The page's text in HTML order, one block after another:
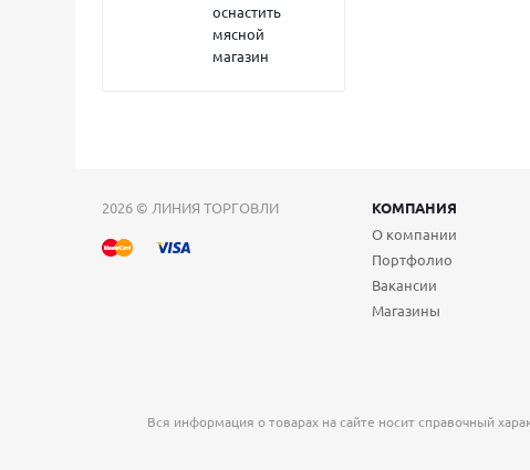
оснастить
мясной
магазин
2026 © ЛИНИЯ ТОРГОВЛИ КОМПАНИЯ
О компании
Портфолио
Вакансии
Магазины
Вся информация о товарах на сайте носит справочный